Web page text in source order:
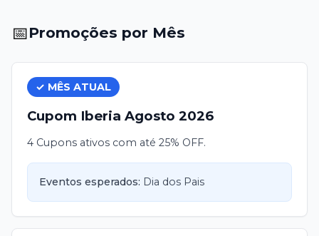
📅Promoções por Mês
✓ MÊS ATUAL
Cupom Iberia Agosto 2026
4 Cupons ativos com até 25% OFF.
Eventos esperados: Dia dos Pais